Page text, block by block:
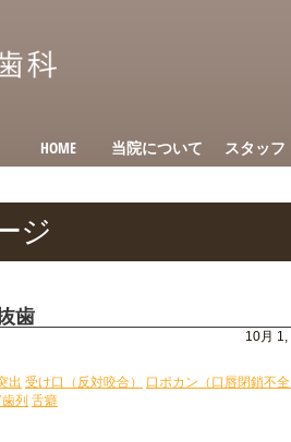
HOME 当院について スタッフ
ジ
歯
10月
出 受け口（反対咬合） 口ポカン（口唇閉鎖不全
列 舌癖